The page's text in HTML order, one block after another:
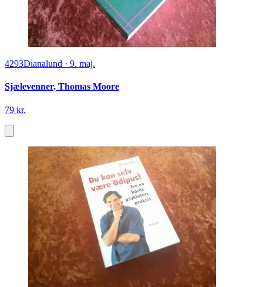
4293Dianalund · 9. maj.
Sjælevenner, Thomas Moore
79 kr.